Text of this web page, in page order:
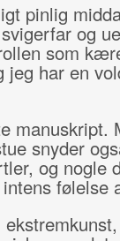
pinlig
og
som
jeg har en
manuskript.
snyder
og nogle
følelse